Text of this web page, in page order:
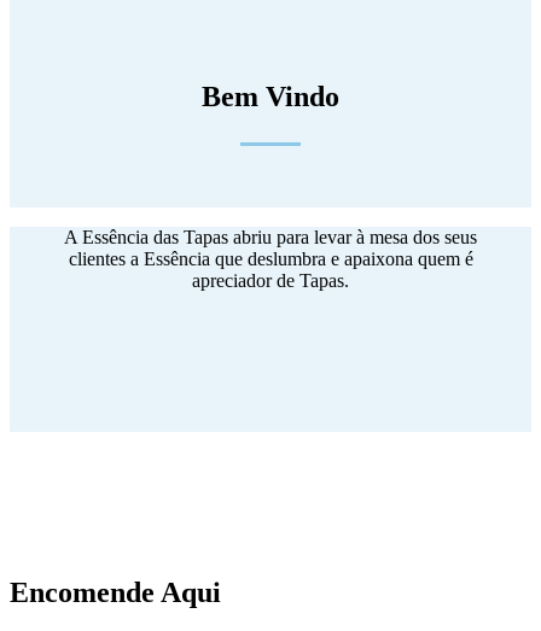
Bem Vindo
A Essência das Tapas abriu para levar à mesa dos seus
clientes a Essência que deslumbra e apaixona quem é
apreciador de Tapas.
Encomende Aqui